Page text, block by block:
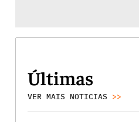
Últimas
VER MAIS NOTICIAS >>